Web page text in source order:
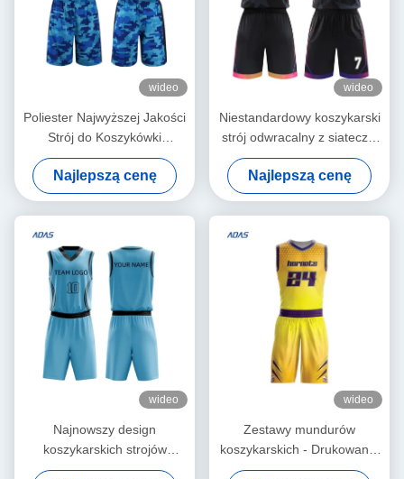
wideo
Poliester Najwyższej Jakości
Strój do Koszykówki
Sportowy Wysokiej Jakości
Szyty na Miarę Strój do
Koszykówki z nadrukiem
moro dla mężczyzn Usługa
Najlepszą cenę
wideo
Niestandardowy koszykarski
strój odwracalny z siateczki
poliestrowej, szybkoschnący
Najlepszą cenę
wideo
Najnowszy design
koszykarskich strojów
drużynowych dla mężczyzn,
wideo
Zestawy mundurów
koszykarskich - Drukowane,
oddychające, bez rękawów,